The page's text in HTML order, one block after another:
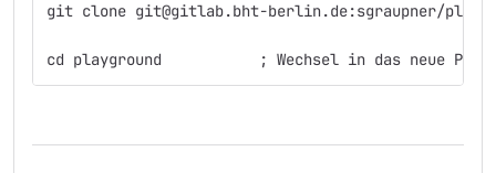
git clone git@gitlab.bht-berlin.de:sgraupner/
cd playground           ; Wechsel in das neue